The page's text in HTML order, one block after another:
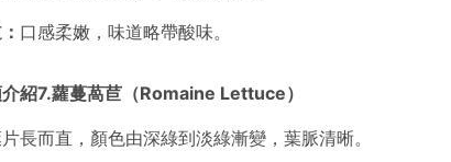
口感柔嫩，味道略帶酸味。
紹7.蘿蔓萵苣（Romaine Lettuce）
長而直，顏色由深綠到淡綠漸變，葉脈清晰。